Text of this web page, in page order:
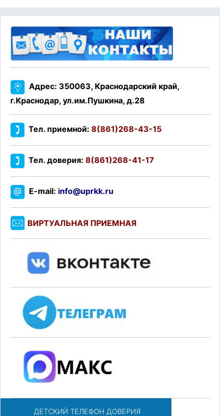
Адрес: 350063, Краснодарский край,
г.Краснодар, ул.им.Пушкина, д.28
Тел. приемной: 8(861)268-43-15
Тел. доверия: 8(861)268-41-17
E-mail: info@uprkk.ru
ВИРТУАЛЬНАЯ ПРИЕМНАЯ
ДЕТСКИЙ ТЕЛЕФОН ДОВЕРИЯ